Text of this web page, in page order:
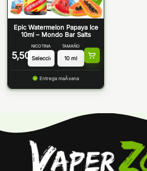
Epic Watermelon Papaya Ice
10ml – Mondo Bar Salts
5,50 €
NICOTINA TAMAÑO
Entrega maÃ±ana